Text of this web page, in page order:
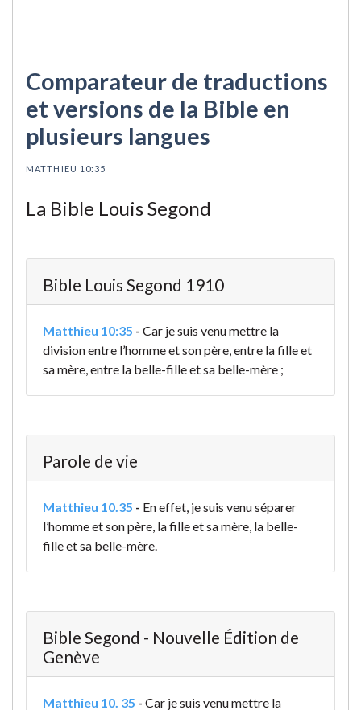
Comparateur de traductions
et versions de la Bible en
plusieurs langues
MATTHIEU 10:35
La Bible Louis Segond
Bible Louis Segond 1910
Matthieu 10:35 - Car je suis venu mettre la
division entre l’homme et son père, entre la fille et
sa mère, entre la belle-fille et sa belle-mère ;
Parole de vie
Matthieu 10.35 - En effet, je suis venu séparer
l’homme et son père, la fille et sa mère, la belle-
fille et sa belle-mère.
Bible Segond - Nouvelle Édition de
Genève
Matthieu 10. 35 - Car je suis venu mettre la